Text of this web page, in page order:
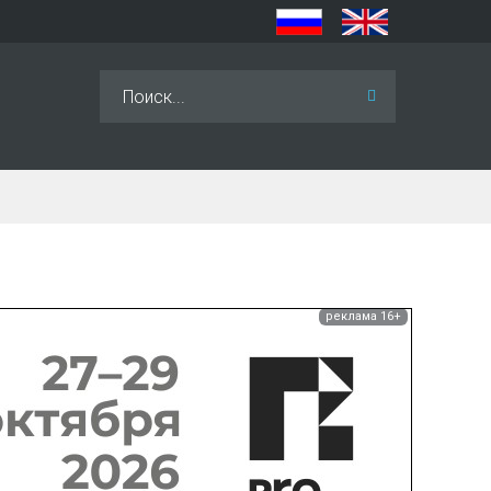
реклама 16+